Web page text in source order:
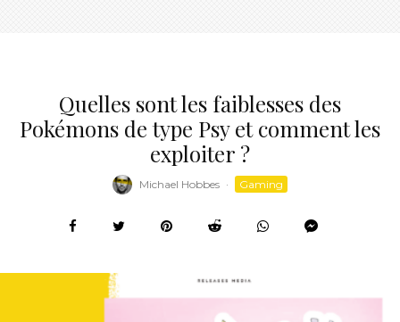
Quelles sont les faiblesses des
Pokémons de type Psy et comment les
exploiter ?
Michael Hobbes · Gaming